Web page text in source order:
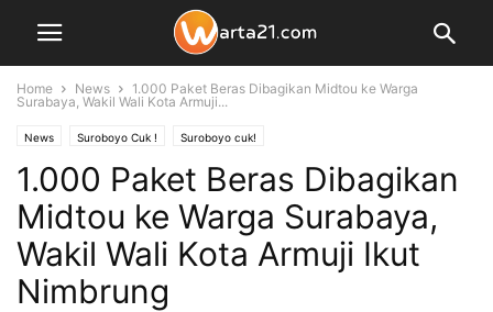
Home News
1.000 Paket Beras Dibagikan Midtou ke Warga
Surabaya, Wakil Wali Kota Armuji...
News Suroboyo Cuk ! Suroboyo cuk!
1.000 Paket Beras Dibagikan
Midtou ke Warga Surabaya,
Wakil Wali Kota Armuji Ikut
Nimbrung